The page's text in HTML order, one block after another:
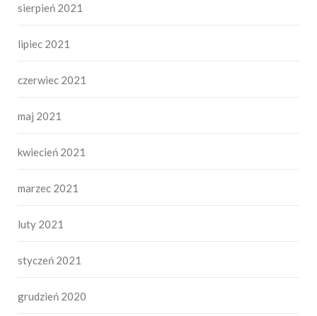
sierpień 2021
lipiec 2021
czerwiec 2021
maj 2021
kwiecień 2021
marzec 2021
luty 2021
styczeń 2021
grudzień 2020